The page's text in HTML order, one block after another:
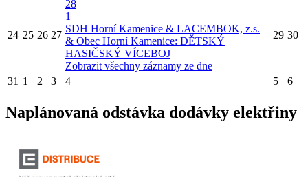
24 25 26 27
28
1
SDH Horní Kamenice & LACEMBOK, z.s.
& Obec Horní Kamenice: DĚTSKÝ
HASIČSKÝ VÍCEBOJ
Zobrazit všechny záznamy ze dne
29 30
31 1 2 3 4 5 6
Naplánovaná odstávka dodávky elektřiny